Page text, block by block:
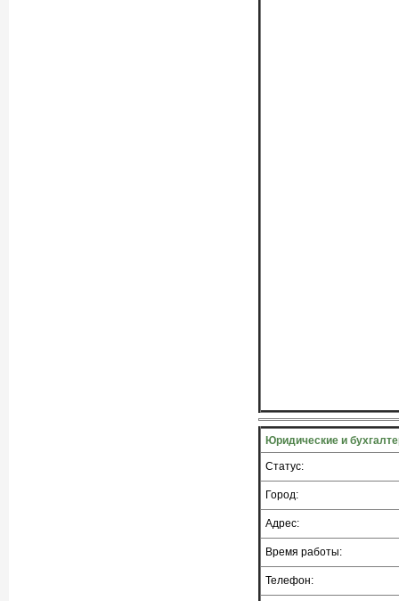
Юридические и
Статус:
Город:
Адрес:
Время работы:
Телефон: